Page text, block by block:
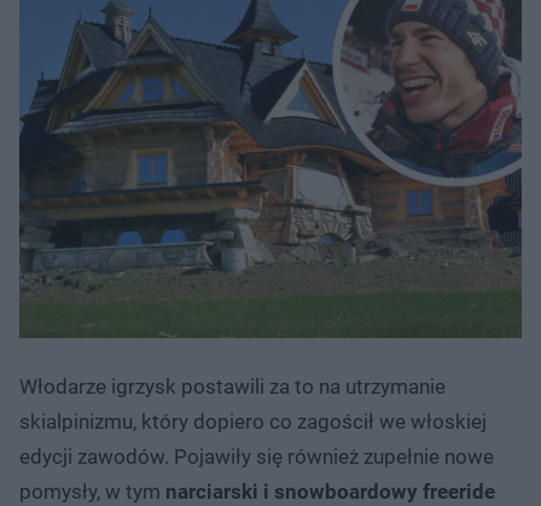
Włodarze igrzysk postawili za to na utrzymanie
skialpinizmu, który dopiero co zagościł we włoskiej
edycji zawodów. Pojawiły się również zupełnie nowe
pomysły, w tym narciarski i snowboardowy freeride